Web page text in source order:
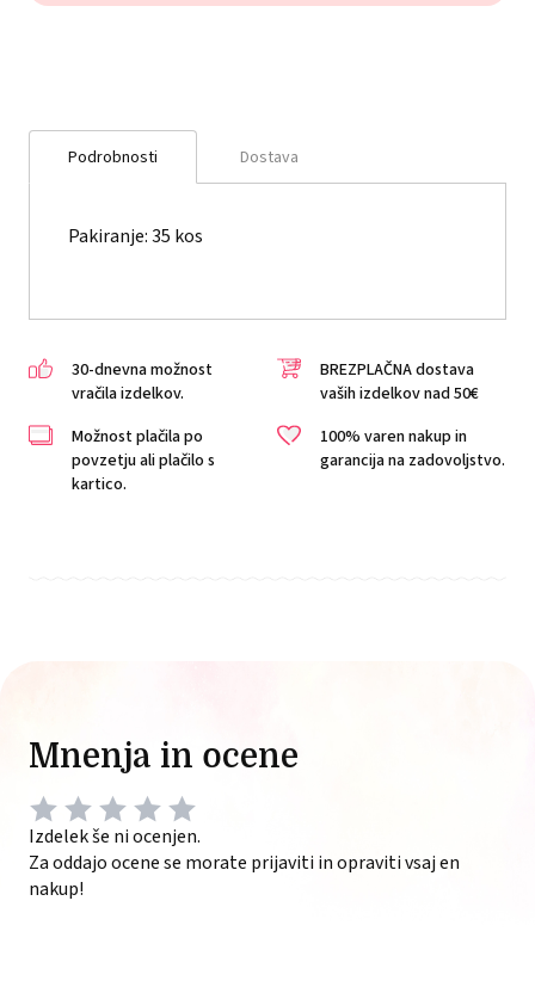
Podrobnosti Dostava
Pakiranje: 35 kos
30-dnevna možnost
vračila izdelkov.
BREZPLAČNA dostava
vaših izdelkov nad 50€
Možnost plačila po
povzetju ali plačilo s
kartico.
100% varen nakup in
garancija na zadovoljstvo.
Mnenja in ocene
Izdelek še ni ocenjen.
Za oddajo ocene se morate prijaviti in opraviti vsaj en
nakup!